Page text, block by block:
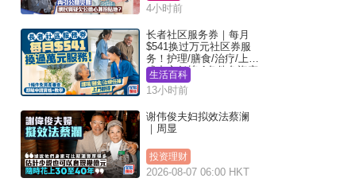
4小时前
长者社区服务券｜每月
$541换过万元社区券服
务！护理/膳食/治疗/上门
或中心任拣 1条件免资产
审查（附申请资格及教
学）
生活百科
13小时前
谢伟俊夫妇拟效法蔡澜
｜周显
投资理财
2026-08-07 06:00 HKT